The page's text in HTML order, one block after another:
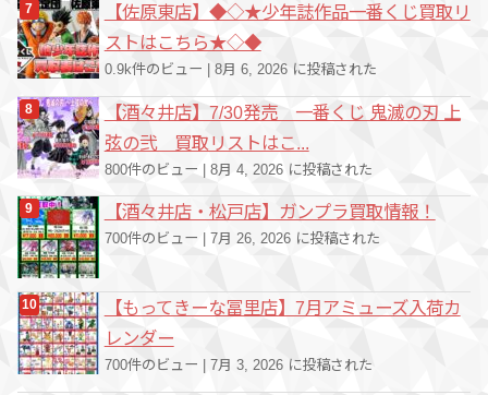
【佐原東店】◆◇★少年誌作品一番くじ買取リ
ストはこちら★◇◆
0.9k件のビュー 8月 6, 2026 に投稿された
【酒々井店】7/30発売 一番くじ 鬼滅の刃 上
弦の弐 買取リストはこ...
800件のビュー | 8月 4, 2026 に投稿された
【酒々井店・松戸店】ガンプラ買取情報！
700件のビュー 7月 26, 2026 に投稿された
【もってきーな冨里店】7月アミューズ入荷カ
レンダー
700件のビュー 7月 3, 2026 に投稿された